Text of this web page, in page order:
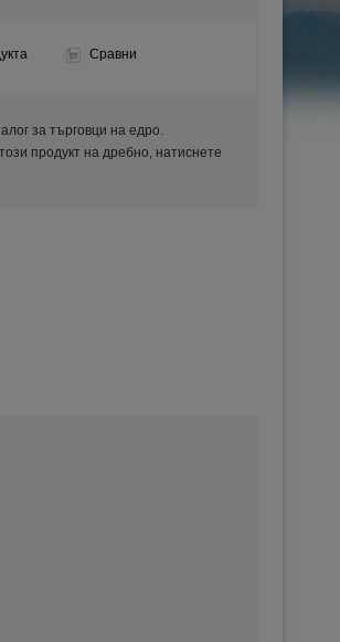
Сравни
за търговци на едро.
продукт на дребно, натиснете